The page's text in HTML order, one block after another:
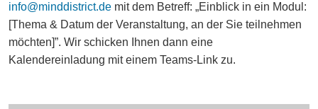
info@minddistrict.de mit dem Betreff: „Einblick in ein Modul:
[Thema & Datum der Veranstaltung, an der Sie teilnehmen
möchten]”. Wir schicken Ihnen dann eine
Kalendereinladung mit einem Teams-Link zu.